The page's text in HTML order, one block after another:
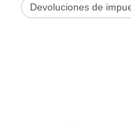
Devoluciones de